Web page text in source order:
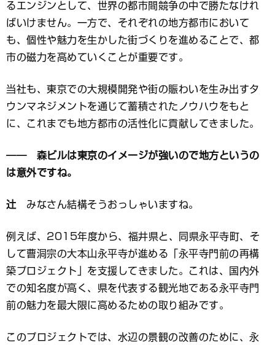
るエンジンとして、世界の都市間競争の中で勝たなけれ
ばいけません。一方で、それぞれの地方都市において
も、個性や魅力を生かした街づくりを進めることで、都
市の磁力を高めていくことが重要です。
当社も、東京での大規模開発や街の賑わいを生み出すタ
ウンマネジメントを通じて蓄積されたノウハウをもと
に、これまでも地方都市の活性化に貢献してきました。
―― 森ビルは東京のイメージが強いので地方というの
は意外ですね。
辻 みなさん結構そうおっしゃいますね。
例えば、2015年度から、福井県と、同県永平寺町、そ
して曹洞宗の大本山永平寺が進める「永平寺門前の再構
築プロジェクト」を支援してきました。これは、国内外
での知名度が高く、県を代表する観光地である永平寺門
前の魅力を最大限に高めるための取り組みです。
このプロジェクトでは、水辺の景観の改善のために、永